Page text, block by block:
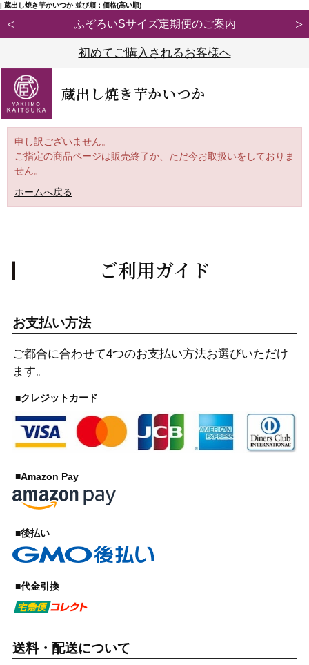
| 蔵出し焼き芋かいつか 並び順：価格(高い順)
ふぞろいSサイズ定期便のご案内
初めてご購入されるお客様へ
蔵出し焼き芋かいつか
申し訳ございません。
ご指定の商品ページは販売終了か、ただ今お取扱いをしておりま
せん。
ホームへ戻る
ご利用ガイド
お支払い方法
ご都合に合わせて4つのお支払い方法お選びいただけ
ます。
■クレジットカード
■Amazon Pay
■後払い
■代金引換
送料・配送について